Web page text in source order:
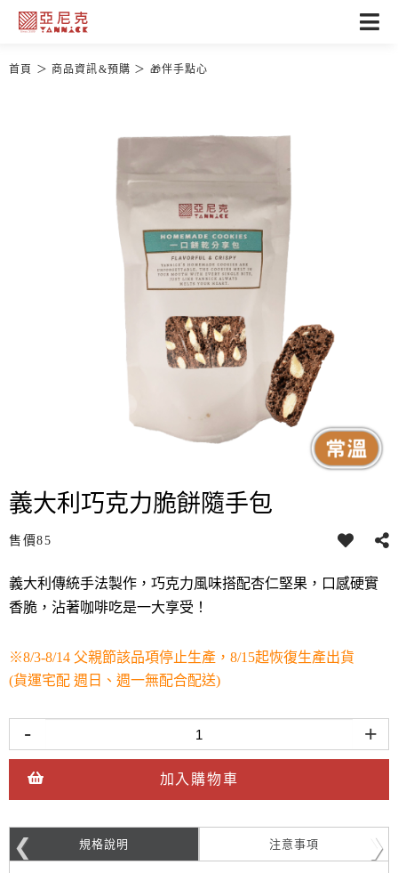
首頁 商品資訊&預購 🎁伴手點心
義大利巧克力脆餅隨手包
售價85
義大利傳統手法製作，巧克力風味搭配杏仁堅果，口感硬實
香脆，沾著咖啡吃是一大享受！
※8/3-8/14 父親節該品項停止生產，8/15起恢復生產出貨
(貨運宅配 週日、週一無配合配送)
- +
加入購物車
規格說明 注意事項